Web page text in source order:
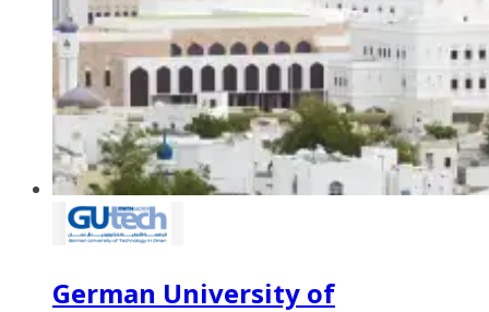
German University of